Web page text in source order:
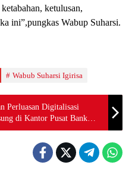
ketulusan,
ini”,pungkas Wabup Suharsi.
Wabub Suharsi Igirisa
Perluasan Digitalisasi
di Kantor Pusat Bank